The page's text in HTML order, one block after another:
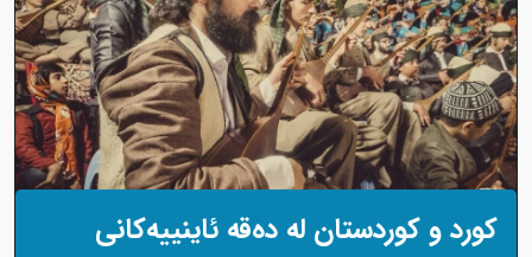
کورد و کوردستان لە دەقە ئاینییەکانی